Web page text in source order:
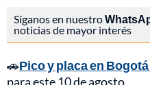
Síganos en nuestro
noticias de mayor interés
🚗Pico y placa en
para este 10 de agosto